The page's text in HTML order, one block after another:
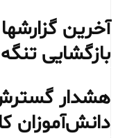
آخرین
بازگشایی
هشدار
دانش‌آموزان